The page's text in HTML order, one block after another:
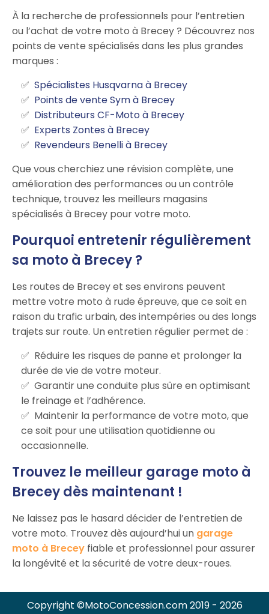
À la recherche de professionnels pour l’entretien
ou l’achat de votre moto à Brecey ? Découvrez nos
points de vente spécialisés dans les plus grandes
marques :
Spécialistes Husqvarna à Brecey
Points de vente Sym à Brecey
Distributeurs CF-Moto à Brecey
Experts Zontes à Brecey
Revendeurs Benelli à Brecey
Que vous cherchiez une révision complète, une
amélioration des performances ou un contrôle
technique, trouvez les meilleurs magasins
spécialisés à Brecey pour votre moto.
Pourquoi entretenir régulièrement
sa moto à Brecey ?
Les routes de Brecey et ses environs peuvent
mettre votre moto à rude épreuve, que ce soit en
raison du trafic urbain, des intempéries ou des longs
trajets sur route. Un entretien régulier permet de :
Réduire les risques de panne et prolonger la
durée de vie de votre moteur.
Garantir une conduite plus sûre en optimisant
le freinage et l’adhérence.
Maintenir la performance de votre moto, que
ce soit pour une utilisation quotidienne ou
occasionnelle.
Trouvez le meilleur garage moto à
Brecey dès maintenant !
Ne laissez pas le hasard décider de l’entretien de
votre moto. Trouvez dès aujourd’hui un garage
moto à Brecey fiable et professionnel pour assurer
la longévité et la sécurité de votre deux-roues.
Copyright ©MotoConcession.com 2019 - 2026